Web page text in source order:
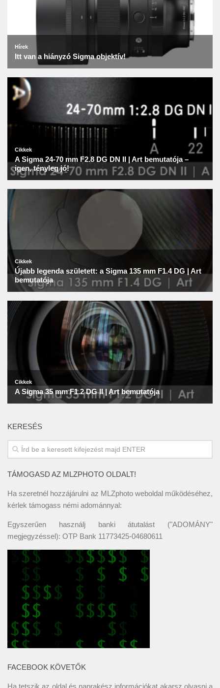
KERESÉS
TÁMOGASD AZ MLZPHOTO OLDALT!
Ha szeretnél hozzájárulni az MLZphoto weboldal működéséhez,
kérlek támogass némi adománnyal:
Egyszerűen használj banki átutalást ("ADOMÁNY"
megjegyzéssel): OTP Bank 11773425-04680611
FACEBOOK KÖVETŐK
Ha tetszik az oldal és naprakész információkat akarsz olvasni a